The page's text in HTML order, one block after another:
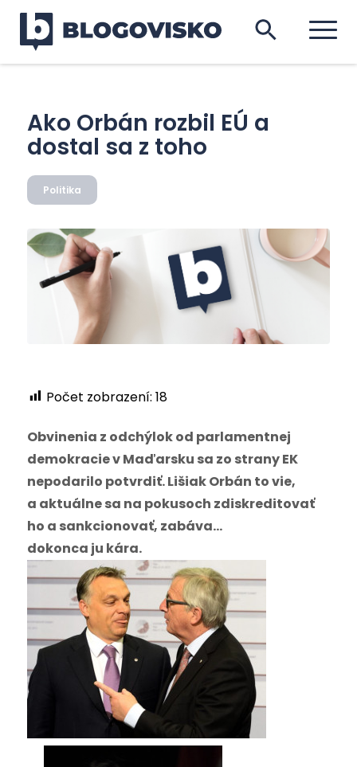
Ako Orbán rozbil EÚ a
dostal sa z toho
Politika
Počet zobrazení: 18
Obvinenia z odchýlok od parlamentnej
demokracie v Maďarsku sa zo strany EK
nepodarilo potvrdiť. Lišiak Orbán to vie,
a aktuálne sa na pokusoch zdiskreditovať
ho a sankcionovať, zabáva…
dokonca ju kára.